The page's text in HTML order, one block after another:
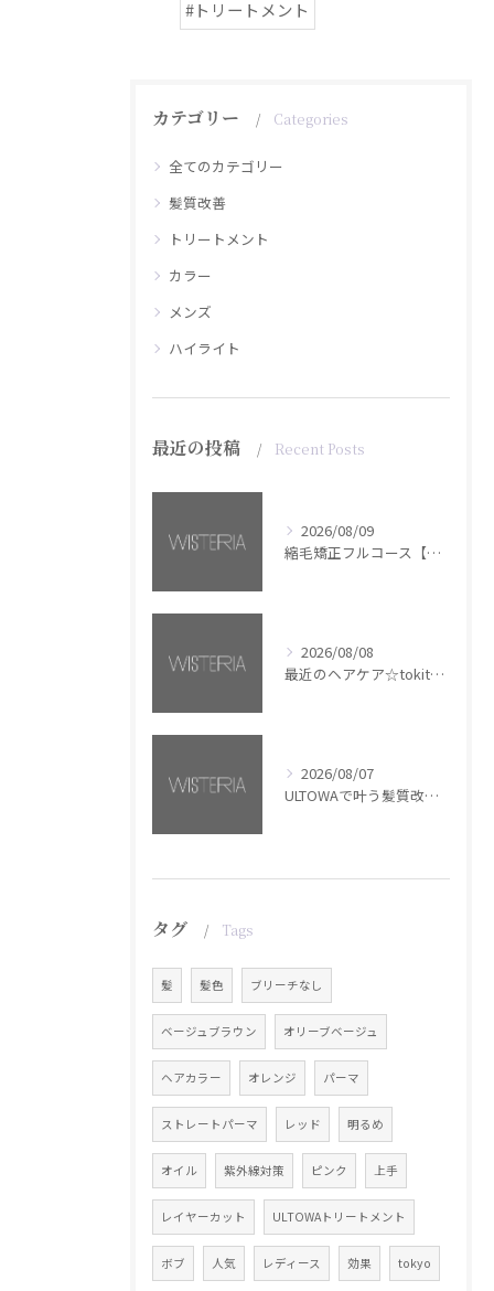
#トリートメント
カテゴリー Categories
全てのカテゴリー
髪質改善
トリートメント
カラー
メンズ
ハイライト
最近の投稿 Recent Posts
2026/08/09
縮毛矯正フルコース【銀座・美容室WISTERIA】
2026/08/08
最近のヘアケア☆tokita【銀座・美容室WISTERIA】
2026/08/07
ULTOWAで叶う髪質改善美髪カラー【銀座・美容室WISTERIA】
タグ Tags
髪 髪色 ブリーチなし
ベージュブラウン オリーブベージュ
ヘアカラー オレンジ パーマ
ストレートパーマ レッド 明るめ
オイル 紫外線対策 ピンク 上手
レイヤーカット ULTOWAトリートメント
ボブ 人気 レディース 効果 tokyo